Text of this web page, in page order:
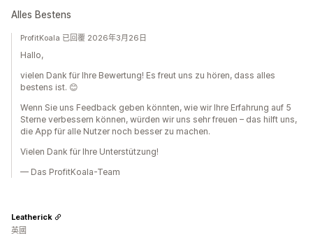
Alles Bestens
ProfitKoala 已回覆 2026年3月26日
Hallo,
vielen Dank für Ihre Bewertung! Es freut uns zu hören, dass alles
bestens ist. 😊
Wenn Sie uns Feedback geben könnten, wie wir Ihre Erfahrung auf 5
Sterne verbessern können, würden wir uns sehr freuen – das hilft uns,
die App für alle Nutzer noch besser zu machen.
Vielen Dank für Ihre Unterstützung!
— Das ProfitKoala-Team
Leatherick
英國